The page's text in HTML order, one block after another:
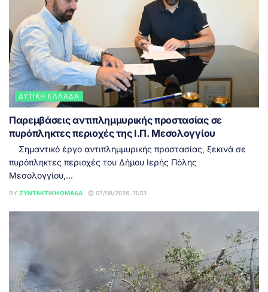
ΔΥΤΙΚΉ ΕΛΛΆΔΑ
Παρεμβάσεις αντιπλημμυρικής προστασίας σε
πυρόπληκτες περιοχές της Ι.Π. Μεσολογγίου
Σημαντικό έργο αντιπλημμυρικής προστασίας, ξεκινά σε
πυρόπληκτες περιοχές του Δήμου Ιερής Πόλης
Μεσολογγίου,...
BY ΣΥΝΤΑΚΤΙΚΉ ΟΜΆΔΑ 07/08/2026, 11:03